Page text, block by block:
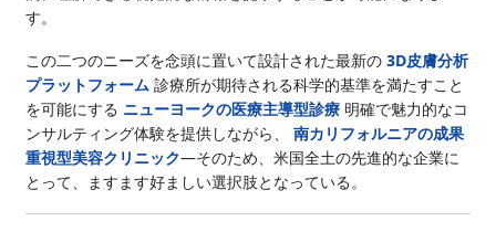
す。
この二つのニーズを念頭に置いて設計された最新の 3D皮膚分析
プラットフォーム診療所が期待される科学的基準を満たすこと
を可能にする ニューヨークの医療主導型診療明確で魅力的なコ
ンサルティング体験を提供しながら、 南カリフォルニアの成果
重視型美容クリニック―そのため、米国全土の先進的な企業に
とって、ますます好ましい選択肢となっている。